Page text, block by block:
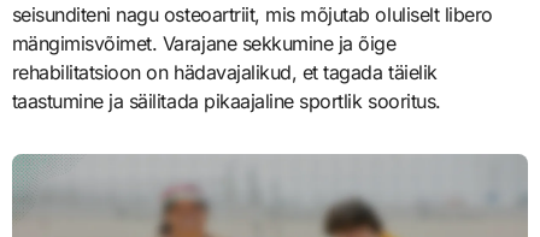
seisunditeni nagu osteoartriit, mis mõjutab oluliselt libero
mängimisvõimet. Varajane sekkumine ja õige
rehabilitatsioon on hädavajalikud, et tagada täielik
taastumine ja säilitada pikaajaline sportlik sooritus.